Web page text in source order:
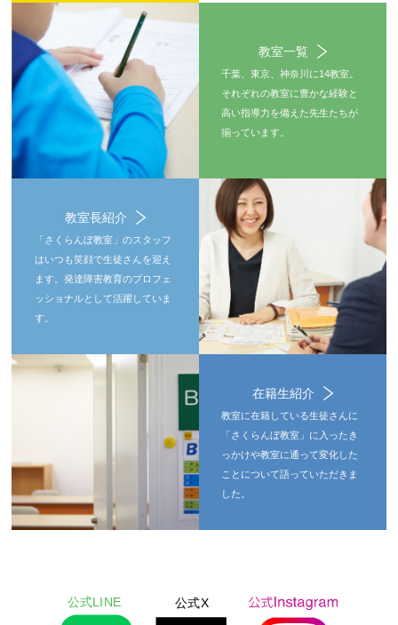
教室一覧
千葉、東京、神奈川に14教室。
それぞれの教室に豊かな経験と
高い指導力を備えた先生たちが
揃っています。
教室長紹介
「さくらんぼ教室」のスタッフ
はいつも笑顔で生徒さんを迎え
ます。発達障害教育のプロフェ
ッショナルとして活躍していま
す。
在籍生紹介
教室に在籍している生徒さんに
「さくらんぼ教室」に入ったき
っかけや教室に通って変化した
ことについて語っていただきま
した。